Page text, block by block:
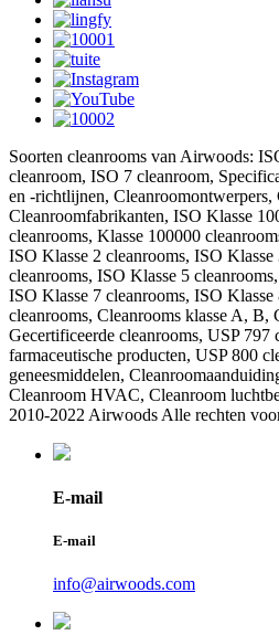
Soorten cleanrooms van Airwoods:
cleanroom, ISO 7 cleanroom,
en -richtlijnen, Cleanroomontwerpers,
Cleanroomfabrikanten, ISO Klasse
cleanrooms, Klasse 100000
ISO Klasse 2 cleanrooms, ISO
cleanrooms, ISO Klasse 5
ISO Klasse 7 cleanrooms, ISO
cleanrooms, Cleanrooms klasse A, B,
Gecertificeerde cleanrooms, USP 797
farmaceutische producten, USP 800
geneesmiddelen,
Cleanroom HVAC, Cleanroom
2010-2022 Airwoods Alle rechten
E-mail
E-mail
info@airwoods.com